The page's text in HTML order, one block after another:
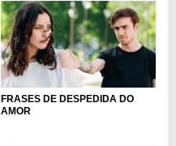
FRASES DE DESPEDIDA DO
AMOR